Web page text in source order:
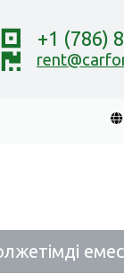
+1 (786)
емес